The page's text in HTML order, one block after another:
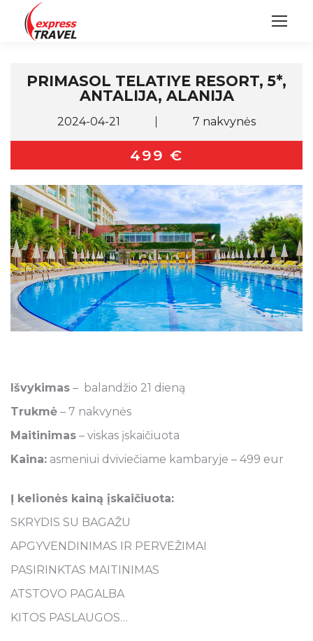
PRIMASOL TELATIYE RESORT, 5*,
ANTALIJA, ALANIJA
2024-04-21 7 nakvynės
499 €
Išvykimas – balandžio 21 dieną
Trukmė – 7 nakvynės
Maitinimas – viskas įskaičiuota
Kaina: asmeniui dviviečiame kambaryje – 499 eur
Į kelionės kainą įskaičiuota:
SKRYDIS SU BAGAŽU
APGYVENDINIMAS IR PERVEŽIMAI
PASIRINKTAS MAITINIMAS
ATSTOVO PAGALBA
KITOS PASLAUGOS…